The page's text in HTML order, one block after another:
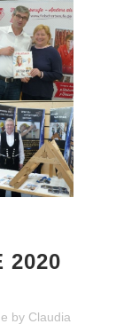
2020
by Claudia